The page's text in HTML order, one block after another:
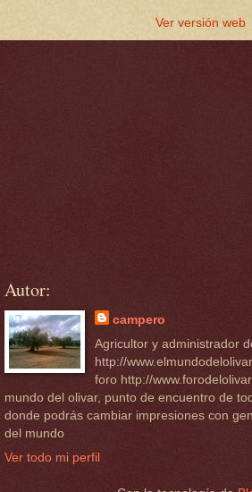
Ver versión web
Autor:
campero
Agricultor y administrador
http://
foro http://
mundo del olivar, punto de encuentro de
donde podrás cambiar impresiones con
del mundo
Ver todo mi perfil